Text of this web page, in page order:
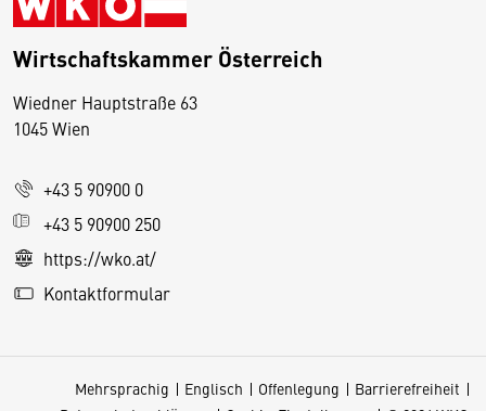
Wirtschaftskammer Österreich
Wiedner Hauptstraße 63
1045 Wien
+43 5 90900 0
+43 5 90900 250
https://wko.at/
Kontaktformular
Mehrsprachig Englisch Offenlegung
Barrierefreiheit
D
s
e
S
e